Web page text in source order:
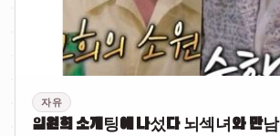
자유
임원희 소개팅에 나섰다 뇌섹녀와 만남